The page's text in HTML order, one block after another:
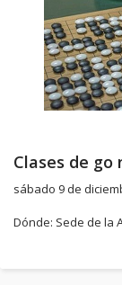
Clases de go
sábado 9 de
Dónde: Sede de la